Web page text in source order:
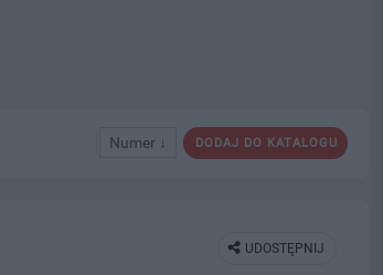
DODAJ DO KATALOGU
Numer ↓
UDOSTĘPNIJ